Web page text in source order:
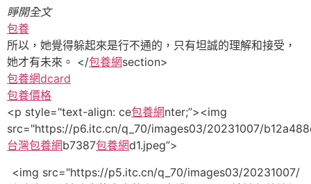
睜開全文
包養
所以，她覺得躲起來是行不通的，只有坦誠的理解和接受，
她才有未來。 </包養網section>
包養網dcard
包養價格
<p style="text-align: ce包養網nter;”><img
src="https://p6.itc.cn/q_70/images03/20231007/
台灣包養網b7387包養網d1.jpeg”>
<img src="https://p5.itc.cn/q_70/images03/20231007/